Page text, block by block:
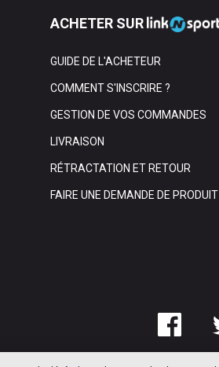
ACHETER SUR
GUIDE DE L'ACHETEUR
COMMENT S'INSCRIRE ?
GESTION DE VOS COMMANDES
LIVRAISON
RÉTRACTATION ET RETOUR
FAIRE UNE DEMANDE DE PRODUIT